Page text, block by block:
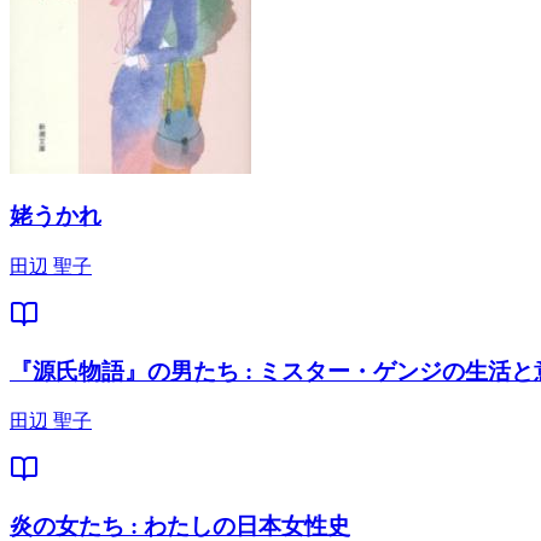
姥うかれ
田辺 聖子
『源氏物語』の男たち : ミスター・ゲンジの生活と
田辺 聖子
炎の女たち : わたしの日本女性史